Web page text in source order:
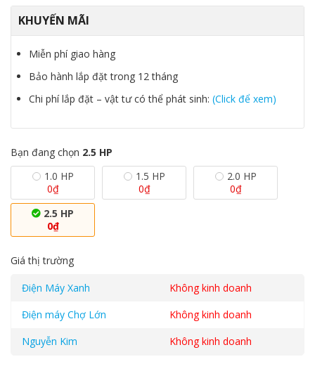
KHUYẾN MÃI
Miễn phí giao hàng
Bảo hành lắp đặt trong 12 tháng
Chi phí lắp đặt – vật tư có thể phát sinh: (Click để xem)
Bạn đang chọn 2.5 HP
1.0 HP
0₫
1.5 HP
0₫
2.0 HP
0₫
2.5 HP
0₫
Giá thị trường
Điện Máy Xanh
Không kinh doanh
Điện máy Chợ Lớn
Không kinh doanh
Nguyễn Kim
Không kinh doanh